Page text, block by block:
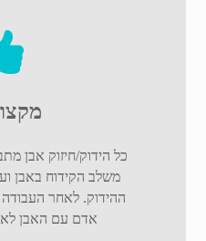
כל הידוק/חיזוק אבן
משלב הקידוח באבן
ההידוק. לאחר
אדם עם האבן